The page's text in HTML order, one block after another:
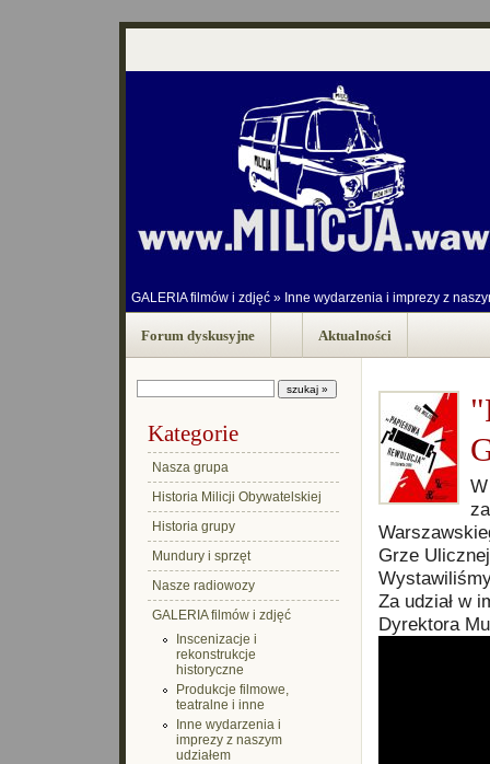
GALERIA filmów i zdjęć » Inne wydarzenia i imprezy z
Forum dyskusyjne Aktualności
Kategorie
Nasza grupa
Historia Milicji Obywatelskiej
Historia grupy
Mundury i sprzęt
Nasze radiowozy
GALERIA filmów i zdjęć
Inscenizacje i
rekonstrukcje
historyczne
Produkcje filmowe,
teatralne i inne
Inne wydarzenia i
imprezy z naszym
udziałem
Grze
Za udział w
Dyrektora